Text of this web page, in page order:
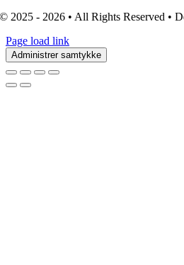
© 2025 - 2026 • All Rights Reserved •
Page load link
Administrer samtykke